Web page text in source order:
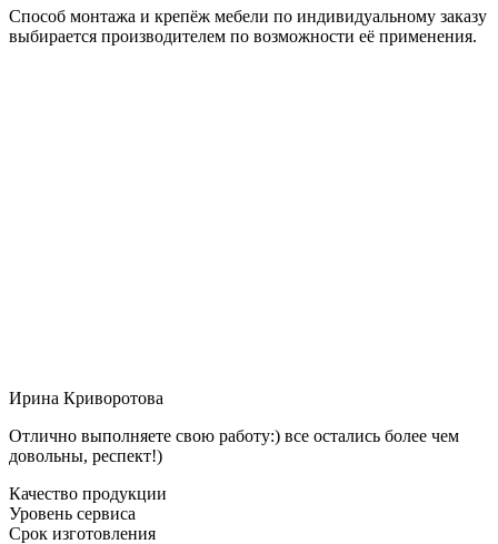
Способ монтажа и крепёж мебели по индивидуальному заказу
выбирается производителем по возможности её применения.
Ирина Криворотова
Отлично выполняете свою работу:) все остались более чем
довольны, респект!)
Качество продукции
Уровень сервиса
Срок изготовления